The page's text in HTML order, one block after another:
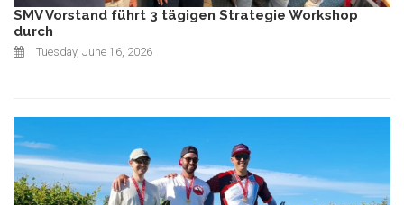
SMV Vorstand führt 3 tägigen Strategie Workshop
durch
Tuesday, June 16, 2026